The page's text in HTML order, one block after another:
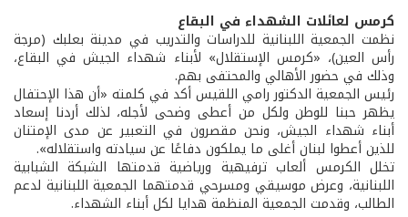
كرمس لعائلات الشهداء في البقاع
نظمت الجمعية اللبنانية للدراسات والتدريب في مدينة بعلبك (مرجة
رأس العين)، «كرمس الإستقلال» لأبناء شهداء الجيش في البقاع،
وذلك في حضور الأهالي والمحتفى بهم.
رئيس الجمعية الدكتور رامي اللقيس أكد في كلمته «أن هذا الإحتفال
يظهر حبنا للوطن ولكل من أعطى وضحى لأجله، لذلك أردنا إسعاد
أبناء شهداء الجيش، ونحن مقصرون في التعبير عن مدى الإمتنان
للذين أعطوا لبنان أغلى ما يملكون دفاعًا عن سيادته واستقلاله».
تخلل الكرمس ألعاب ترفيهية ورياضية قدمتها الشبكة الشبابية
اللبنانية، وعرض موسيقي ومسرحي قدمتهما الجمعية اللبنانية لدعم
الطالب، وقدمت الجمعية المنظمة هدايا لكل أبناء الشهداء.